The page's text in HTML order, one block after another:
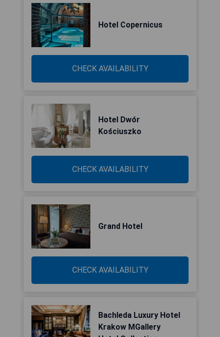
Hotel Copernicus
CHECK AVAILABILITY
Hotel Dwór
Kościuszko
CHECK AVAILABILITY
Grand Hotel
CHECK AVAILABILITY
Bachleda Luxury Hotel
Krakow MGallery